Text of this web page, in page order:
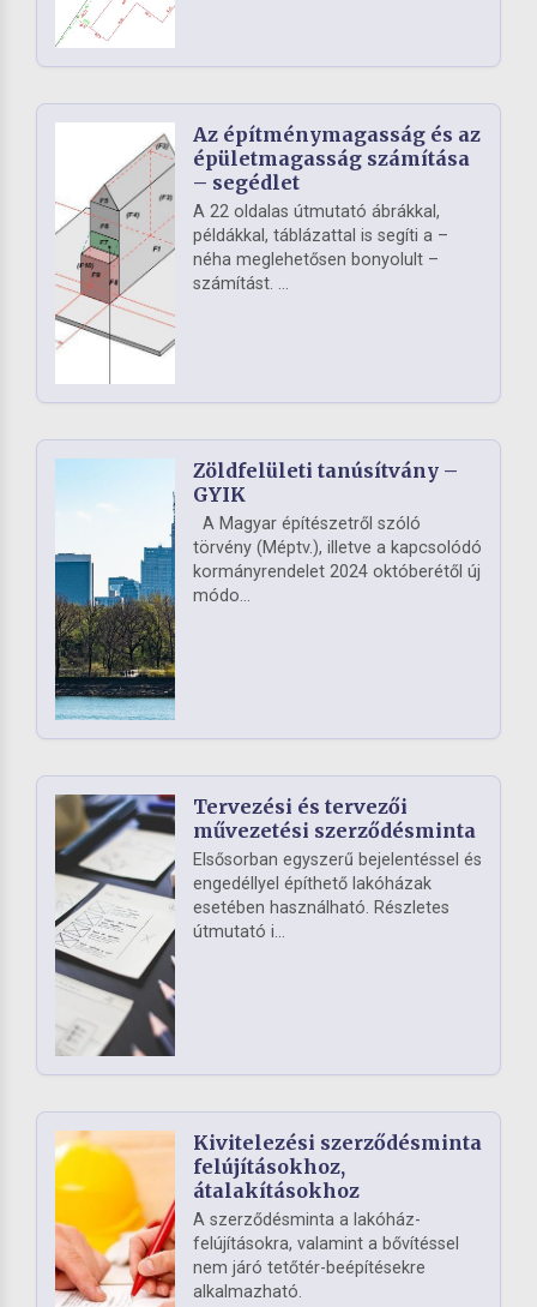
Az építménymagasság és az
épületmagasság számítása
– segédlet
A 22 oldalas útmutató ábrákkal,
példákkal, táblázattal is segíti a –
néha meglehetősen bonyolult –
számítást. ...
Zöldfelületi tanúsítvány –
GYIK
A Magyar építészetről szóló
törvény (Méptv.), illetve a kapcsolódó
kormányrendelet 2024 októberétől új
módo...
Tervezési és tervezői
művezetési szerződésminta
Elsősorban egyszerű bejelentéssel és
engedéllyel építhető lakóházak
esetében használható. Részletes
útmutató i...
Kivitelezési szerződésminta
felújításokhoz,
átalakításokhoz
A szerződésminta a lakóház-
felújításokra, valamint a bővítéssel
nem járó tetőtér-beépítésekre
alkalmazható.